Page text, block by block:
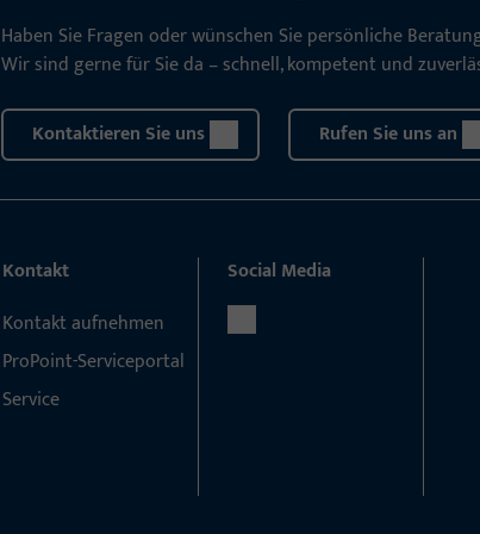
Haben Sie Fragen oder wünschen Sie persönliche
Wir sind gerne für Sie da – schnell, kompetent und
Kontaktieren Sie uns Rufen Sie uns an
Kontakt
Kontakt aufnehmen
ProPoint-Serviceportal
Service
Social Media